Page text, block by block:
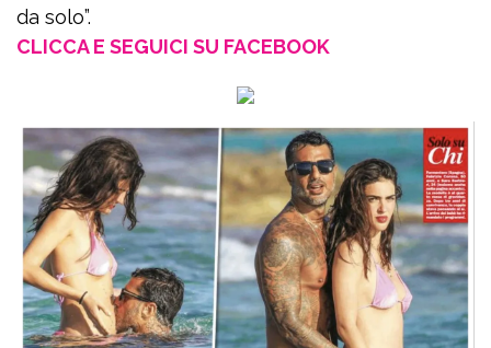
da solo”.
CLICCA E SEGUICI SU FACEBOOK